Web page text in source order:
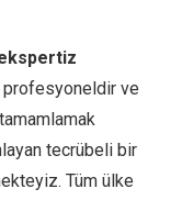
profesyoneldir ve
tecrübeli bir
Tüm ülke